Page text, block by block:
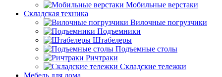
Мобильные верстаки
Складская техника
Вилочные погрузчики
Подъемники
Штабелеры
Подъемные столы
Ричтраки
Складские тележки
Мебель для дома